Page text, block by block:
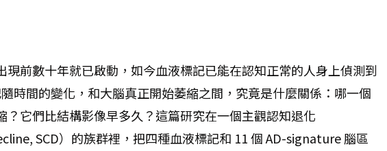
現前數十年就已啟動，如今血液標記已能在認知正常的人身上偵測到
時間的變化，和大腦真正開始萎縮之間，究竟是什麼關係：哪一個
？它們比結構影像早多久？這篇研究在一個主觀認知退化
SCD）的族群裡，把四種血液標記和 11 個 AD-signature 腦區